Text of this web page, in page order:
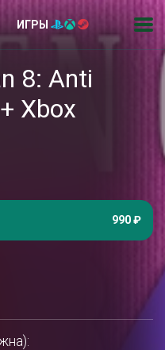
ИГРЫ
8: Anti
Xbox
990 ₽